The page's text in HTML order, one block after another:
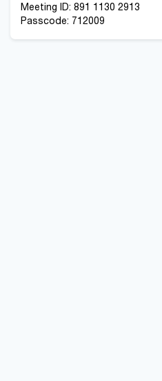
Meeting ID: 891 1130 2913
Passcode: 712009